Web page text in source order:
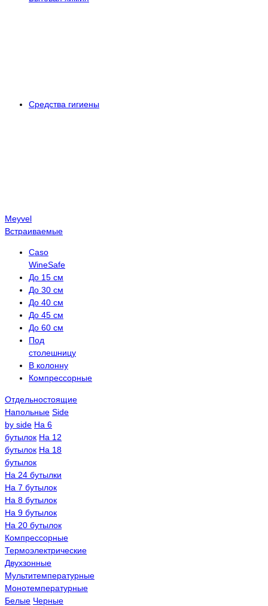
Средства гигиены
Meyvel
Встраиваемые
Caso
WineSafe
До 15 см
До 30 см
До 40 см
До 45 см
До 60 см
Под
столешницу
В колонну
Компрессорные
Отдельностоящие
Напольные Side
by side На 6
бутылок На 12
бутылок На 18
бутылок
На 24 бутылки
На 7 бутылок
На 8 бутылок
На 9 бутылок
На 20 бутылок
Компрессорные
Термоэлектрические
Двухзонные
Мультитемпературные
Монотемпературные
Белые Черные